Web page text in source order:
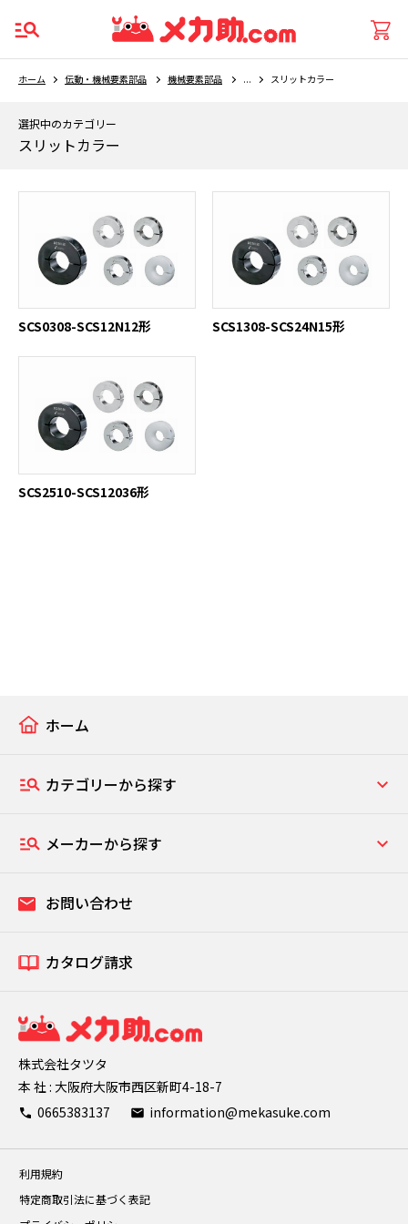
ホーム 伝動・機械要素部品 機械要素部品 ... スリットカラー
選択中のカテゴリー
スリットカラー
SCS0308-SCS12N12形 SCS1308-SCS24N15形
SCS2510-SCS12036形
株式会社タツタ
本 社 : 大阪府大阪市西区新町4-18-7
0665383137
information@mekasuke.com
ホーム
カテゴリーから探す
メーカーから探す
お問い合わせ
カタログ請求
利用規約
特定商取引法に基づく表記